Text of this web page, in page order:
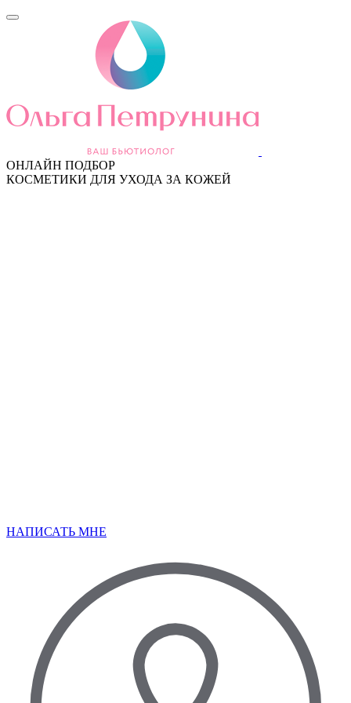
ОНЛАЙН ПОДБОР
КОСМЕТИКИ ДЛЯ УХОДА ЗА КОЖЕЙ
НАПИСАТЬ МНЕ